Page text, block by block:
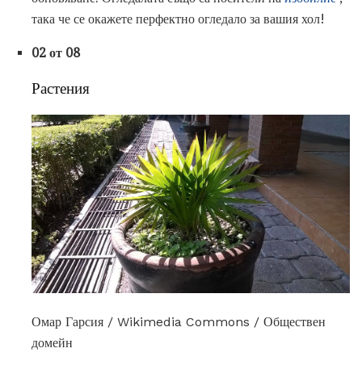
така че се окажете перфектно огледало за вашия хол!
02 от 08
Растения
Омар Гарсия / Wikimedia Commons / Обществен
домейн